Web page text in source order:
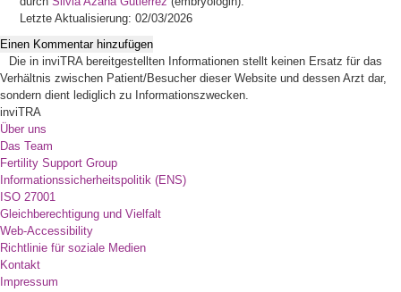
Letzte Aktualisierung: 02/03/2026
Einen Kommentar hinzufügen
Die in inviTRA bereitgestellten Informationen stellt keinen Ersatz für das
Verhältnis zwischen Patient/Besucher dieser Website und dessen Arzt dar,
sondern dient lediglich zu Informationszwecken.
inviTRA
Über uns
Das Team
Fertility Support Group
Informationssicherheitspolitik (ENS)
ISO 27001
Gleichberechtigung und Vielfalt
Web-Accessibility
Richtlinie für soziale Medien
Kontakt
Impressum